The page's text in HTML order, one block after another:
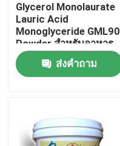
บ้าน
วิดีโอ
Glycerol Monolaurate
Lauric Acid
Monoglyceride GML90
Powder สำหรับอาหาร
ส่งคำถาม